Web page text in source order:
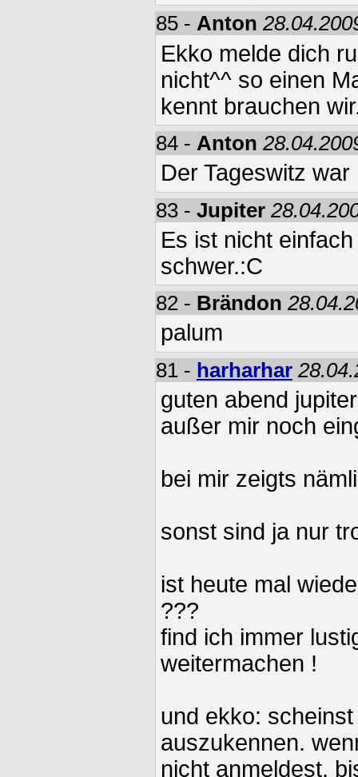
85 - Anton
Ekko melde dich
nicht^^ so einen
kennt brauchen
84 - Anton
Der Tageswitz
83 - Jupiter
Es ist nicht
schwer.:C
82 - Brändon
palum
81 - harharhar
guten abend
außer mir noch
bei mir zeigts
sonst sind ja nur
ist heute mal
???
find ich immer
weitermachen !
und ekko:
auszukennen.
nicht anmeldest,